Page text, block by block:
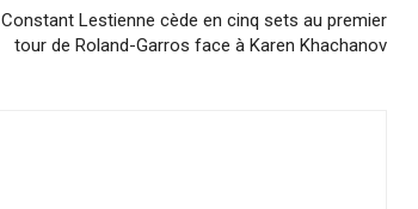
Constant Lestienne cède en cinq sets au premier
tour de Roland-Garros face à Karen Khachanov